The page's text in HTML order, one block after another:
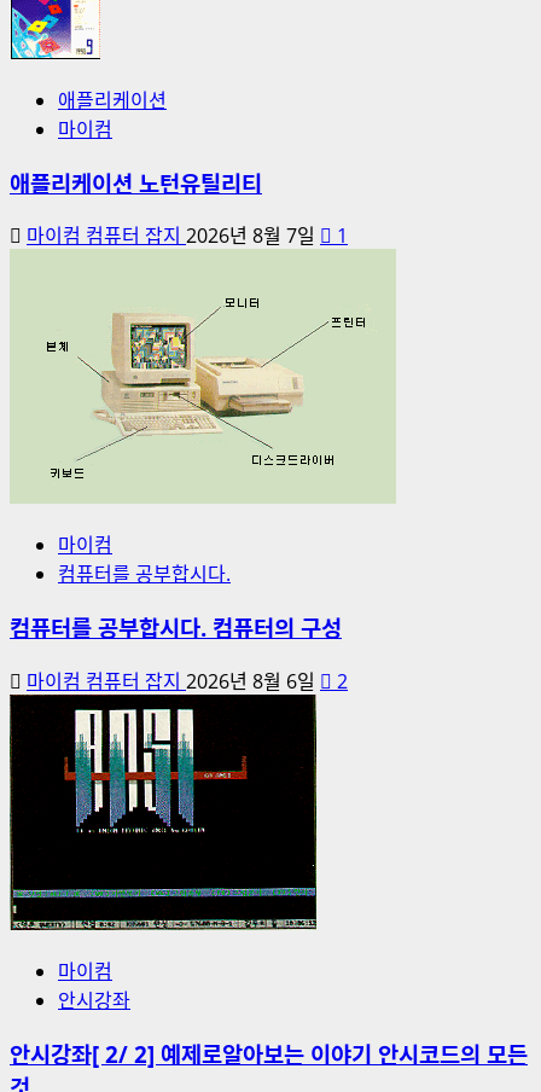
애플리케이션
마이컴
애플리케이션 노턴유틸리티
마이컴 컴퓨터 잡지 2026년 8월 7일 1
마이컴
컴퓨터를 공부합시다.
컴퓨터를 공부합시다. 컴퓨터의 구성
마이컴 컴퓨터 잡지 2026년 8월 6일 2
마이컴
안시강좌
안시강좌[ 2/ 2] 예제로알아보는 이야기 안시코드의 모든